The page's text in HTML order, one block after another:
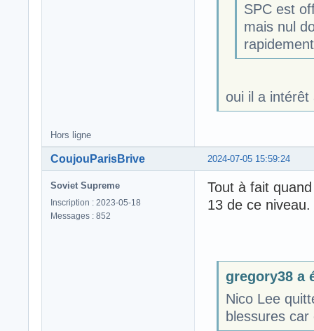
SPC est
mais nul
oui il a
Hors ligne
2024-07-05 15:59:24
CoujouParisBrive
Soviet Supreme
Inscription : 2023-05-18
Messages : 852
Tout à fait
13 de ce
gregory38 a
Nico Lee
blessures